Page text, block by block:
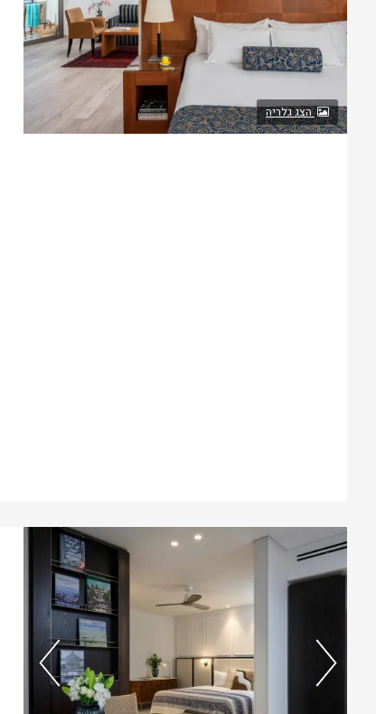
הצג גלריה
נותרו 5 חדרים אחרונים בממשק!